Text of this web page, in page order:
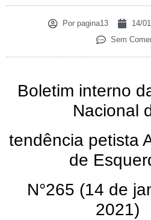
Porpagina13 14/
Sem
Boletim interno
Nacional
tendência petista
de
N°265 (14 de
2021)